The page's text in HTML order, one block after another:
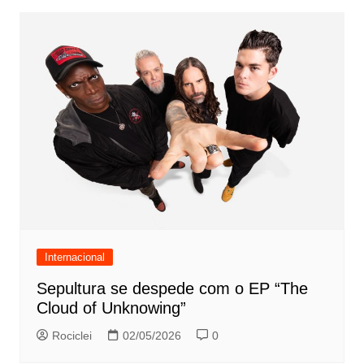
Internacional
Sepultura se despede com o EP “The
Cloud of Unknowing”
Rociclei 02/05/2026 0